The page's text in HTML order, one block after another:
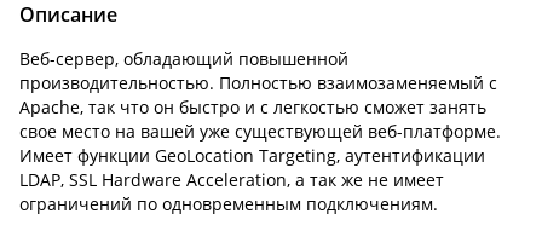
Описание
Веб-сервер, обладающий повышенной
производительностью. Полностью взаимозаменяемый с
Apache, так что он быстро и с легкостью сможет занять
свое место на вашей уже существующей веб-платформе.
Имеет функции GeoLocation Targeting, аутентификации
LDAP, SSL Hardware Acceleration, а так же не имеет
ограничений по одновременным подключениям.